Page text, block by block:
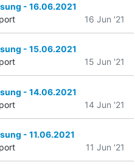
- 16.06.2021
16 Jun '21
- 15.06.2021
15 Jun '21
- 14.06.2021
14 Jun '21
- 11.06.2021
11 Jun '21